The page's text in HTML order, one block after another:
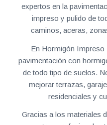
expertos en la
impreso y pulido de
caminos, aceras,
En Hormigón
pavimentación con
de todo tipo de suelos.
mejorar terrazas,
residenciales y
Gracias a los materiales